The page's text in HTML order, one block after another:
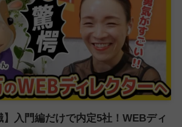
】入門編だけで内定5社！WEBディ